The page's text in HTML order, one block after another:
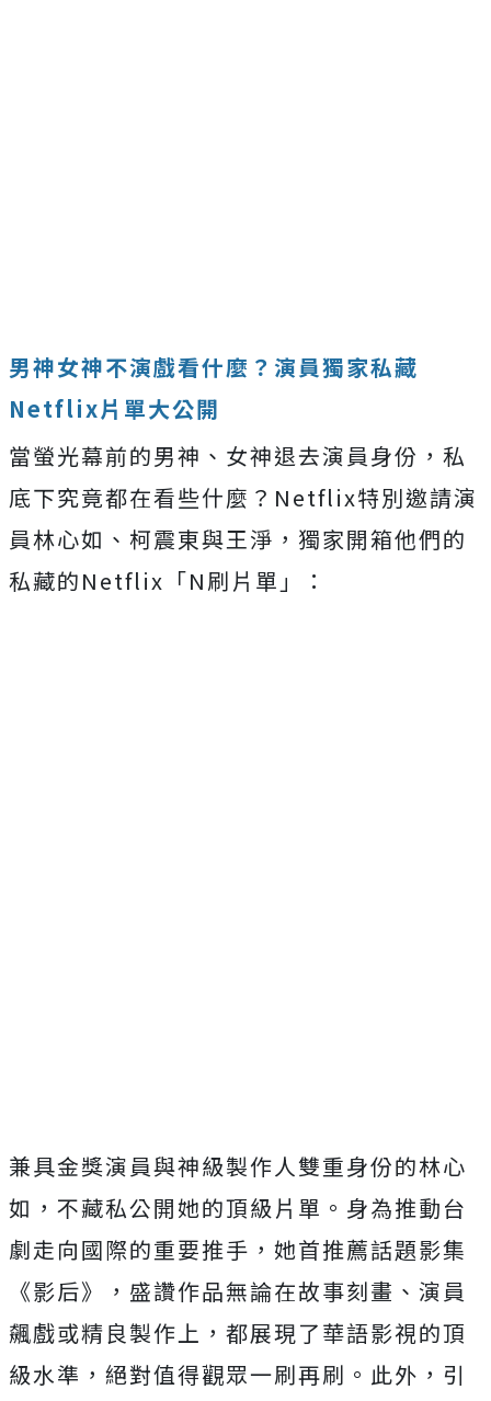
男神女神不演戲看什麼？演員獨家私藏
Netflix片單大公開
當螢光幕前的男神、女神退去演員身份，私
底下究竟都在看些什麼？ Netflix特別邀請演
員林心如、柯震東與王淨， 獨家開箱他們的
私藏的Netflix「N刷片單」：
兼具金獎演員與神級製作人雙重身份的林心
如， 不藏私公開她的頂級片單。身為推動台
劇走向國際的重要推手， 她首推薦話題影集
《影后》，盛讚作品無論在故事刻畫、 演員
飆戲或精良製作上，都展現了華語影視的頂
級水準， 絕對值得觀眾一刷再刷。此外，引